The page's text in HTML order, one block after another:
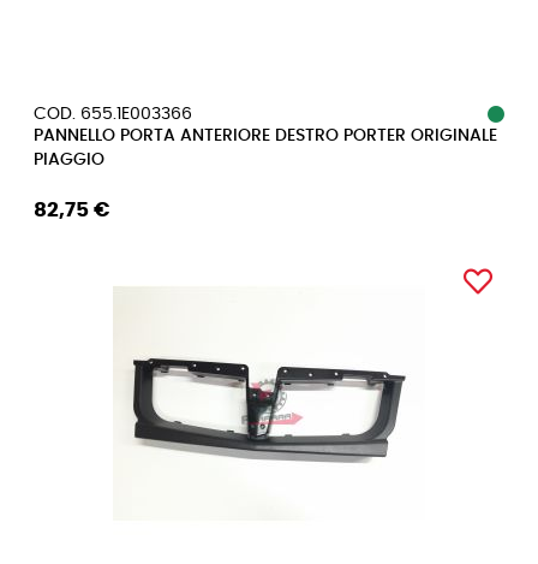
COD. 655.1E003366
PANNELLO PORTA ANTERIORE DESTRO PORTER ORIGINALE
PIAGGIO
82,75 €